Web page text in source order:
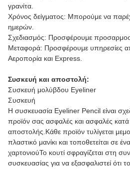
γρανίτα.
Χρόνος δείγματος: Μπορούμε να
ημερών.
Σχεδιασμός: Προσφέρουμε
Μεταφορά: Προσφέρουμε υπηρεσίες
Αεροπορία και Express.
Συσκευή και αποστολή:
Συσκευή μολύβδου Eyeliner
Συσκευή
Η συσκευασία Eyeliner Pencil είναι
προϊόν σας ασφαλές και ασφαλές κατά
αποστολής.Κάθε προϊόν τυλίγεται
πλαστικό μανίκι και τοποθετείται σε
χαρτονιούΤο κουτί σφραγίζεται στη
συσκευασίας για να εξασφαλιστεί ότι